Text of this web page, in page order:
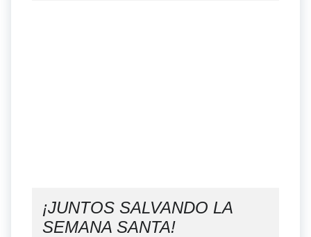
¡JUNTOS SALVANDO LA
SEMANA SANTA!